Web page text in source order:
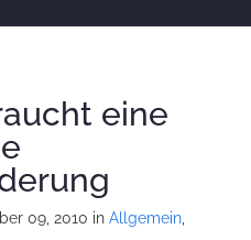
eine
09, 2010 in Allgemein